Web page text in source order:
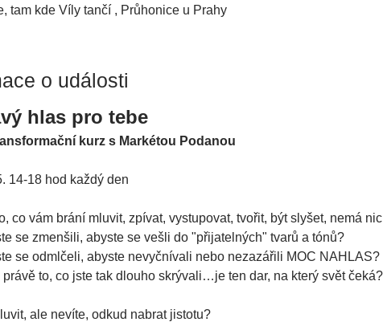
tam kde Víly tančí , Průhonice u Prahy
o události
hlas pro tebe
kurz s Markétou Podanou
14-18 hod každý den
co vám brání mluvit, zpívat, vystupovat, tvořit, být slyšet, nemá
se zmenšili, abyste se vešli do "přijatelných" tvarů a tónů?
se odmlčeli, abyste nevyčnívali nebo nezazářili MOC NAHLAS?
právě to, co jste tak dlouho skrývali…je ten dar, na který svět čeká?
ale nevíte, odkud nabrat jistotu?